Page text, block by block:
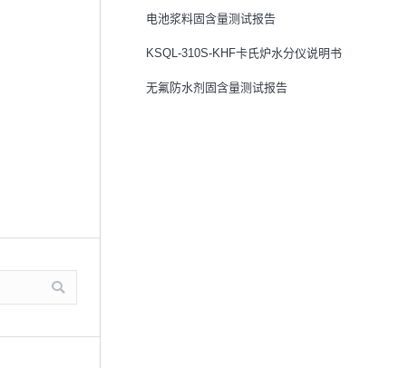
电池浆料固含量测试报告
KSQL-310S-KHF卡氏炉水分仪说明书
无氟防水剂固含量测试报告